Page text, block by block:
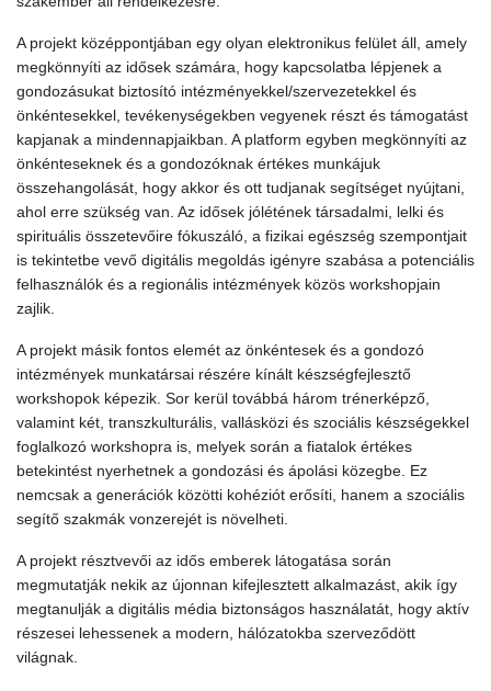
A projekt középpontjában egy olyan elektronikus felület áll, amely
megkönnyíti az idősek számára, hogy kapcsolatba lépjenek a
gondozásukat biztosító intézményekkel/szervezetekkel és
önkéntesekkel, tevékenységekben vegyenek részt és támogatást
kapjanak a mindennapjaikban. A platform egyben megkönnyíti az
önkénteseknek és a gondozóknak értékes munkájuk
összehangolását, hogy akkor és ott tudjanak segítséget nyújtani,
ahol erre szükség van. Az idősek jólétének társadalmi, lelki és
spirituális összetevőire fókuszáló, a fizikai egészség szempontjait
is tekintetbe vevő digitális megoldás igényre szabása a potenciális
felhasználók és a regionális intézmények közös workshopjain
zajlik.
A projekt másik fontos elemét az önkéntesek és a gondozó
intézmények munkatársai részére kínált készségfejlesztő
workshopok képezik. Sor kerül továbbá három trénerképző,
valamint két, transzkulturális, vallásközi és szociális készségekkel
foglalkozó workshopra is, melyek során a fiatalok értékes
betekintést nyerhetnek a gondozási és ápolási közegbe. Ez
nemcsak a generációk közötti kohéziót erősíti, hanem a szociális
segítő szakmák vonzerejét is növelheti.
A projekt résztvevői az idős emberek látogatása során
megmutatják nekik az újonnan kifejlesztett alkalmazást, akik így
megtanulják a digitális média biztonságos használatát, hogy aktív
részesei lehessenek a modern, hálózatokba szerveződött
világnak.